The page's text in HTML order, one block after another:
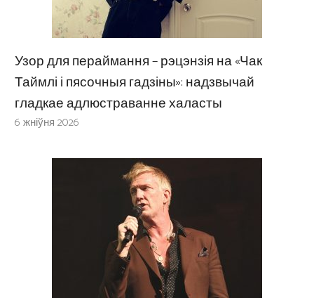
Узор для пераймання – рэцэнзія на «Чак
Таймлі і пясочныя гадзіны»: надзвычай
гладкае адлюстраванне халасты
6 жніўня 2026